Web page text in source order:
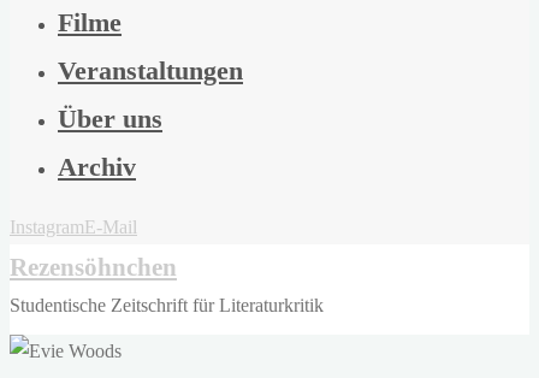
Filme
Veranstaltungen
Über uns
Archiv
InstagramE-Mail
Rezensöhnchen
Studentische Zeitschrift für Literaturkritik